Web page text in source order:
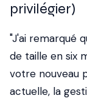
privilégier)
"J'ai remarqué
de taille en six
votre nouveau
actuelle, la